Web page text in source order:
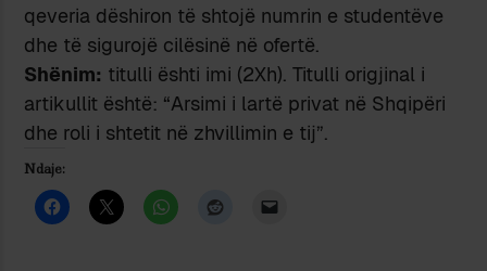
qeveria dëshiron të shtojë numrin e studentëve
dhe të sigurojë cilësinë në ofertë.
Shënim: titulli ështi imi (2Xh). Titulli origjinal i
artikullit është: “Arsimi i lartë privat në Shqipëri
dhe roli i shtetit në zhvillimin e tij”.
Ndaje: